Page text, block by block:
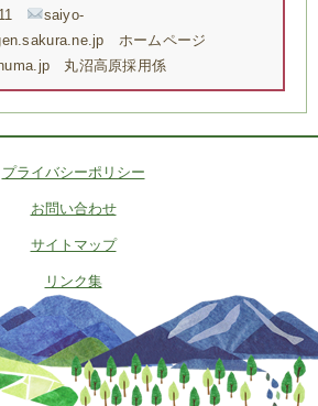
saiyo-
ホームページ
丸沼高原採用係
プライバシーポリシー
お問い合わせ
サイトマップ
リンク集